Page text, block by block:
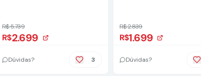
R$ 5.739
R$2.699
Dúvidas? 3
R$ 2.839
R$1.699
Dúvidas?